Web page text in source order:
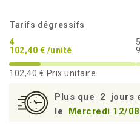
Tarifs dégressifs
4
102,40 € /unité
102,40 € Prix unitaire
Plus que 2 jours
le
Mercredi 12/08